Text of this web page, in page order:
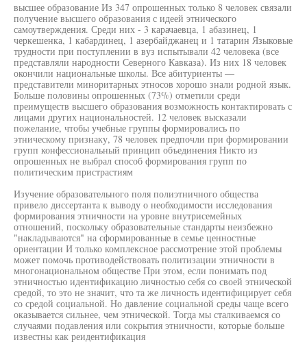
высшее образование Из 347 опрошенных только 8 человек связали
получение высшего образования с идеей этнического
самоутверждения. Среди них - 3 карачаевца, 1 абазинец, 1
черкешенка, 1 кабардинец, 1 азербайджанец и 1 татарин Языковые
трудности при поступлении в вуз испытывали 42 человека (все
представляли народности Северного Кавказа). Из них 18 человек
окончили национальные школы. Все абитуриенты —
представители миноритарных этносов хорошо знали родной язык.
Больше половины опрошенных (73%) отметили среди
преимуществ высшего образования возможность контактировать с
лицами других национальностей. 12 человек высказали
пожелание, чтобы учебные группы формировались по
этническому признаку, 78 человек предпочли при формировании
групп конфессиональный принцип объединения Никто из
опрошенных не выбрал способ формирования групп по
политическим пристрастиям
Изучение образовательного поля полиэтничного общества
привело диссертанта к выводу о необходимости исследования
формирования этничности на уровне внутрисемейных
отношений, поскольку образовательные стандарты неизбежно
"накладываются" на сформированные в семье ценностные
ориентации И только комплексное рассмотрение этой проблемы
может помочь противодействовать политизации этничности в
многонациональном обществе При этом, если понимать под
этничностью идентификацию личностью себя со своей этнической
средой, то это не значит, что та же личность идентифицирует себя
со средой социальной. Но давление социальной среды чаще всего
оказывается сильнее, чем этнической. Тогда мы сталкиваемся со
случаями подавления или сокрытия этничности, которые больше
известны как реидентификация